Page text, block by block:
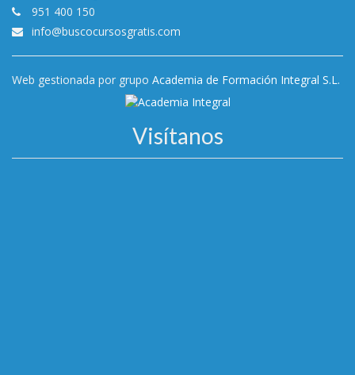
951 400 150
info@buscocursosgratis.com
Web gestionada por grupo Academia de Formación Integral S.L.
Visítanos